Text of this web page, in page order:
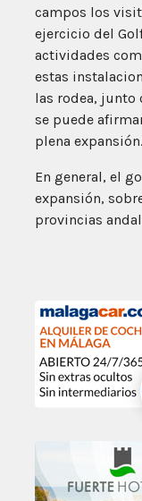
campos los
ejercicio del
actividades
estas
las rodea, junto
se puede
plena expansión.
En general, el
expansión,
provincias